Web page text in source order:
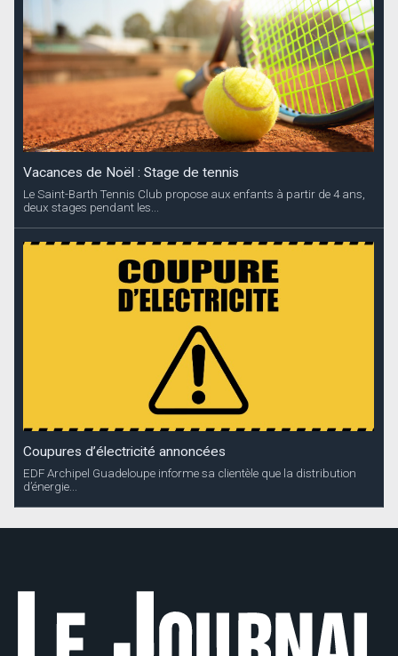
Vacances de Noël : Stage de tennis
Le Saint-Barth Tennis Club propose aux enfants à partir de 4 ans,
deux stages pendant les...
Coupures d’électricité annoncées
EDF Archipel Guadeloupe informe sa clientèle que la distribution
d’énergie...